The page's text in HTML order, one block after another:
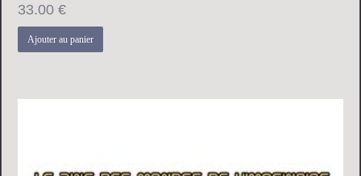
33.00€
Ajouter au panier